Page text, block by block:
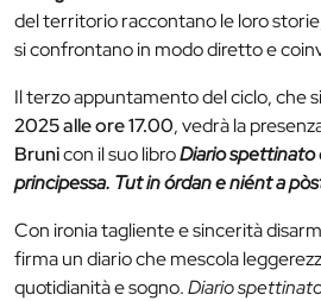
del territorio raccontano le loro
si confrontano in modo diretto e
Il terzo appuntamento del ciclo, che
2025 alle ore 17.00, vedrà la
Brunicon il suo libroDiario spettinato
principessa. Tut in órdan e niént a
Con ironia tagliente e sincerità
firma un diario che mescola
quotidianità e sogno.Diario